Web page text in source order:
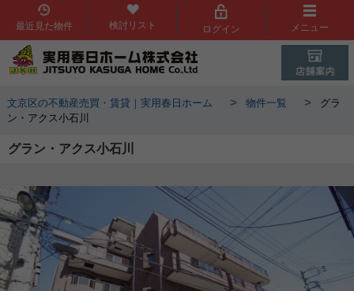
最近見た物件 検討リスト ログイン メニュー
文京区の不動産売買・賃貸｜実用春日ホーム > 物件一覧 >
グラ
ン・アクス小石川
グラン・アクス小石川